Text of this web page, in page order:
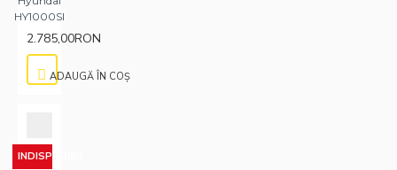
HY1000SI
2.785,00RON
ADAUGĂ ÎN COŞ
INDISPONIBIL